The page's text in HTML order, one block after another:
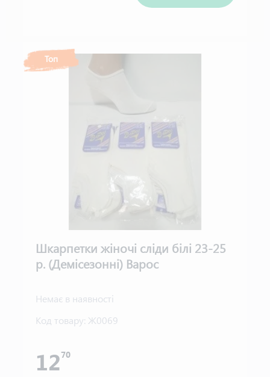
Топ
Шкарпетки жіночі сліди білі 23-25
р. (Демісезонні) Варос
Немає в наявності
Код товару: Ж0069
1270